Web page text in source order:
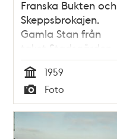
Franska Bukten och
Skeppsbrokajen.
Gamla Stan från
taket Stadsgården
10
Tid
1959
Typ
Foto